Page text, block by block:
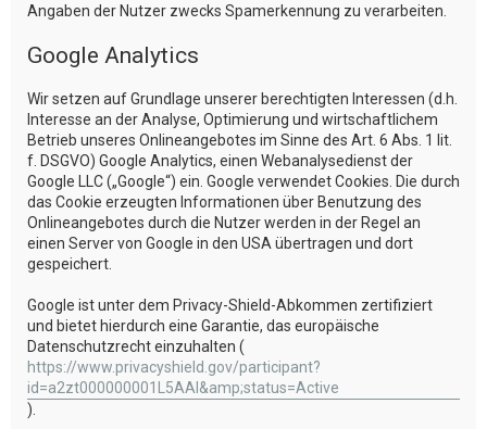
Angaben der Nutzer zwecks Spamerkennung zu verarbeiten.
Google Analytics
Wir setzen auf Grundlage unserer berechtigten Interessen (d.h.
Interesse an der Analyse, Optimierung und wirtschaftlichem
Betrieb unseres Onlineangebotes im Sinne des Art. 6 Abs. 1 lit.
f. DSGVO) Google Analytics, einen Webanalysedienst der
Google LLC („Google“) ein. Google verwendet Cookies. Die durch
das Cookie erzeugten Informationen über Benutzung des
Onlineangebotes durch die Nutzer werden in der Regel an
einen Server von Google in den USA übertragen und dort
gespeichert.
Google ist unter dem Privacy-Shield-Abkommen zertifiziert
und bietet hierdurch eine Garantie, das europäische
Datenschutzrecht einzuhalten (
https://www.privacyshield.gov/participant?
id=a2zt000000001L5AAI&amp;status=Active
).